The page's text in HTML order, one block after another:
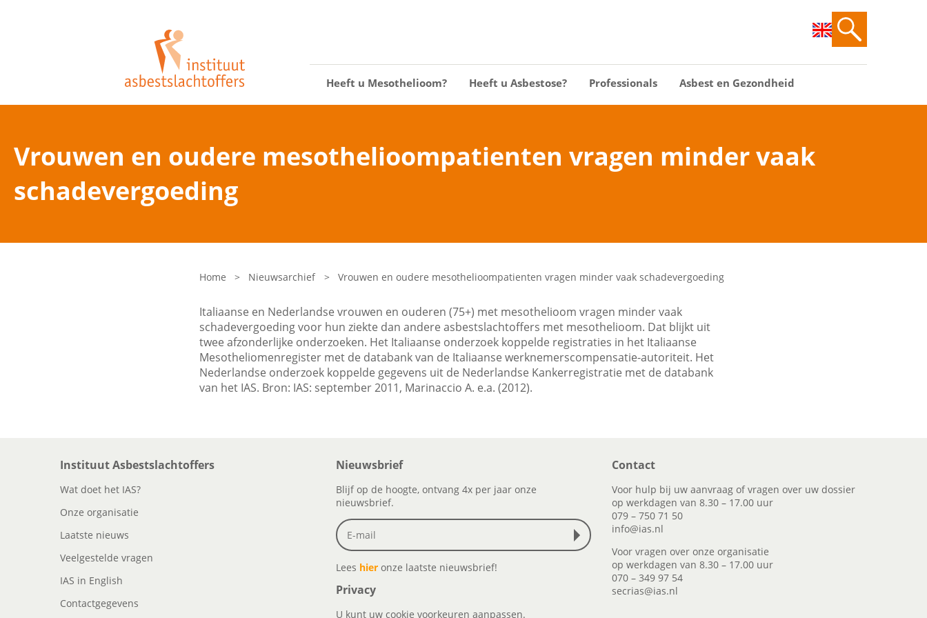
Heeft u Mesothelioom? Heeft u Asbestose? Professionals Asbest en Gezondheid
Vrouwen en oudere mesothelioompatienten vragen minder vaak
schadevergoeding
Home > Nieuwsarchief > Vrouwen en oudere mesothelioompatienten vragen minder vaak schadevergoeding
Italiaanse en Nederlandse vrouwen en ouderen (75+) met mesothelioom vragen minder vaak
schadevergoeding voor hun ziekte dan andere asbestslachtoffers met mesothelioom. Dat blijkt uit
twee afzonderlijke onderzoeken. Het Italiaanse onderzoek koppelde registraties in het Italiaanse
Mesotheliomenregister met de databank van de Italiaanse werknemerscompensatie-autoriteit. Het
Nederlandse onderzoek koppelde gegevens uit de Nederlandse Kankerregistratie met de databank
van het IAS. Bron: IAS: september 2011, Marinaccio A. e.a. (2012).
Instituut Asbestslachtoffers
Wat doet het IAS?
Onze organisatie
Laatste nieuws
Veelgestelde vragen
IAS in English
Contactgegevens
Nieuwsbrief
Blijf op de hoogte, ontvang 4x per jaar onze
nieuwsbrief.
Lees hier onze laatste nieuwsbrief!
Privacy
U kunt uw cookie voorkeuren aanpassen.
Contact
Voor hulp bij uw aanvraag of vragen over uw dossier
op werkdagen van 8.30 – 17.00 uur
079 – 750 71 50
info@ias.nl
Voor vragen over onze organisatie
op werkdagen van 8.30 – 17.00 uur
070 – 349 97 54
secrias@ias.nl